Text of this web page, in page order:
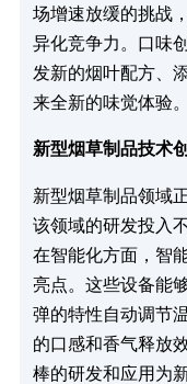
场增速放缓的挑战
异化竞争力。口味
发新的烟叶配方、
来全新的味觉体验。
新型烟草制品技术
新型烟草制品领域
该领域的研发投入
在智能化方面，智
亮点。这些设备能
弹的特性自动调节
的口感和香气释放
棒的研发和应用为